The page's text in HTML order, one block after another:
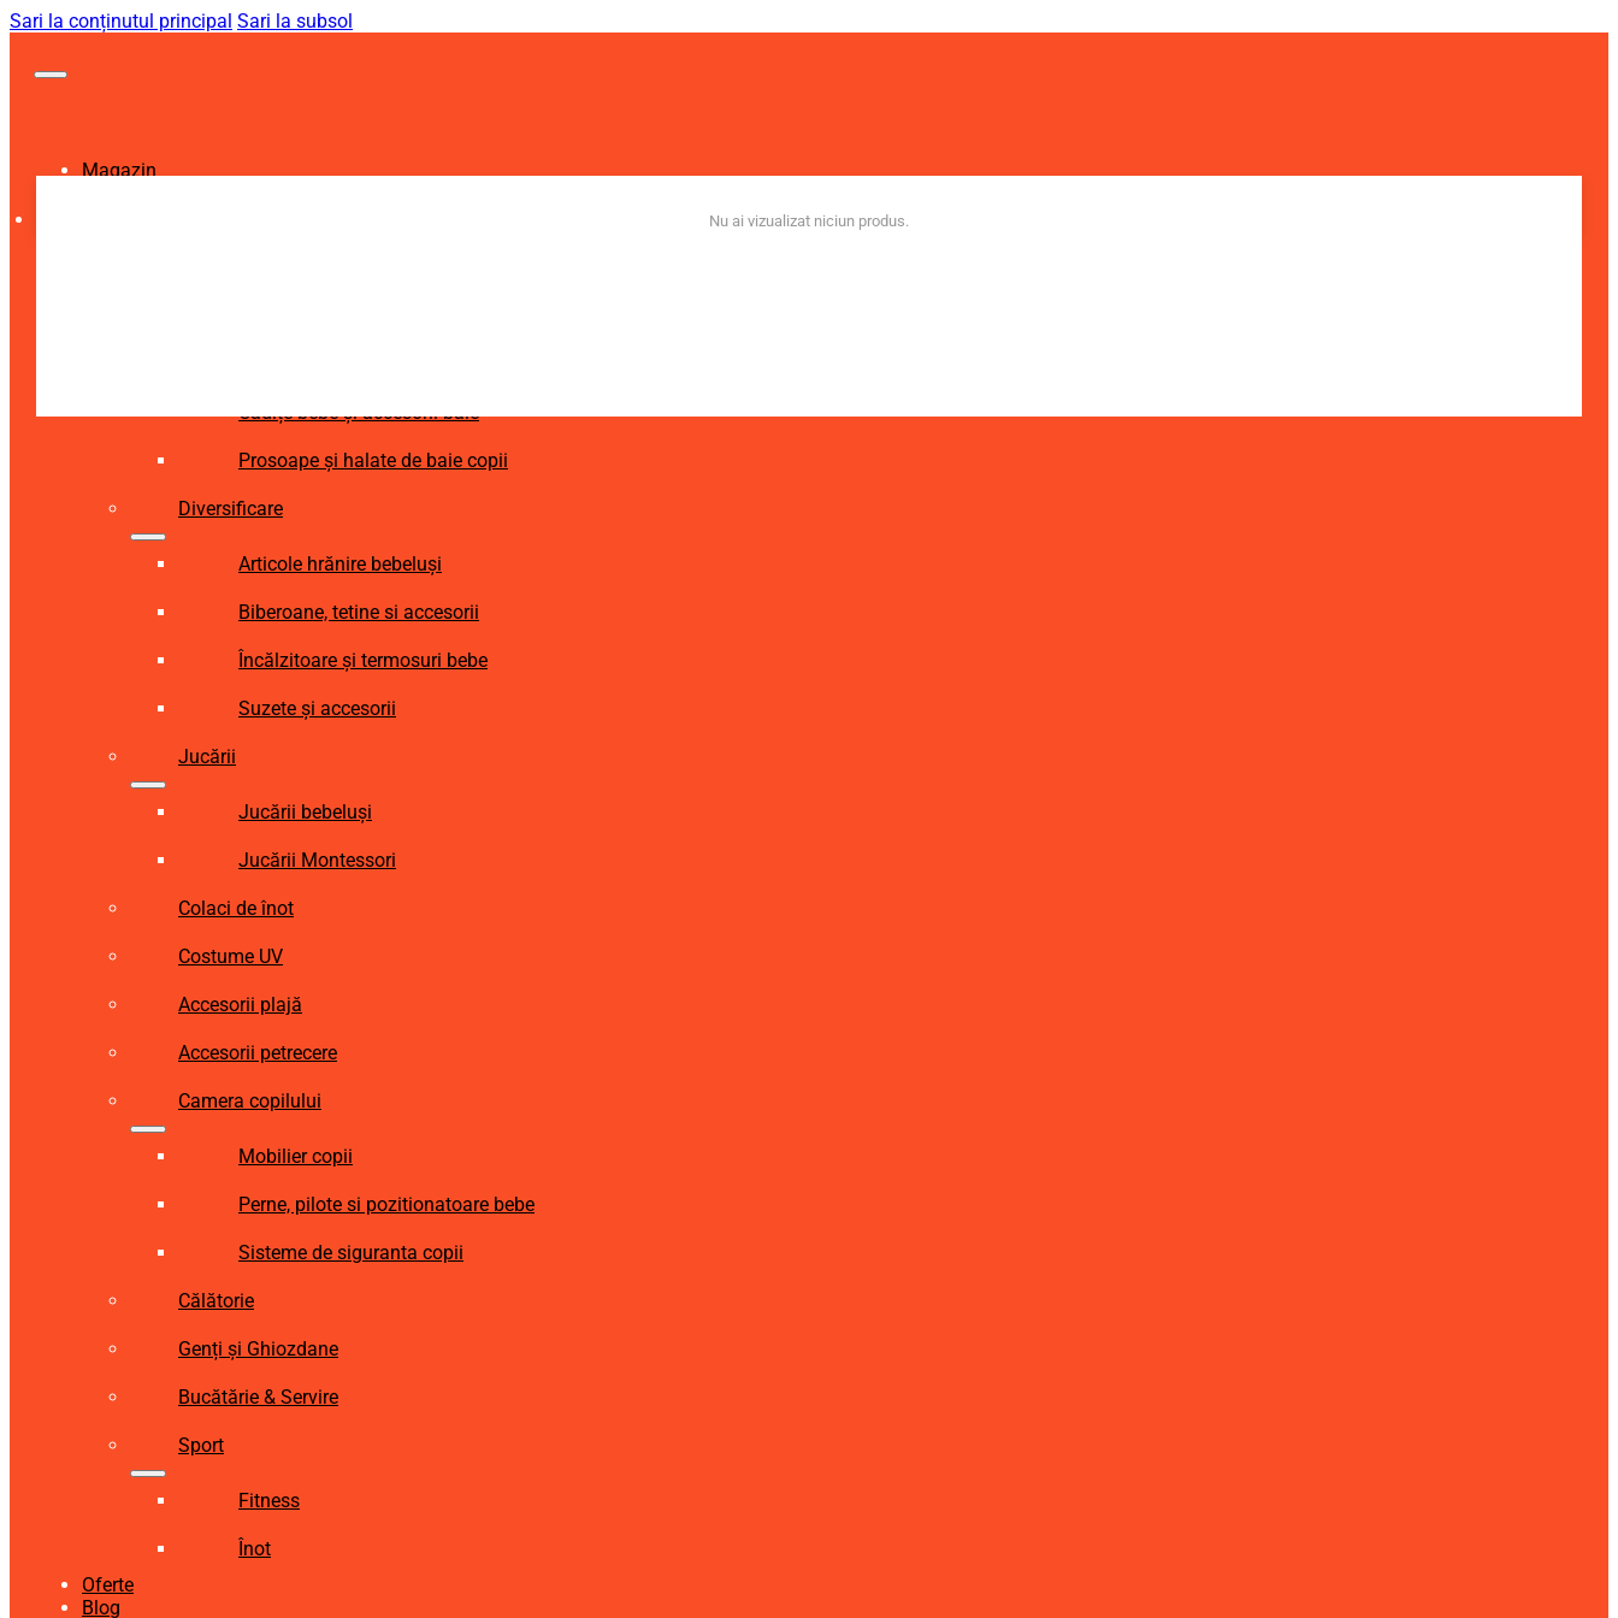
Sari la conținutul principal Sari la subsol
Magazin
Cădițe bebe și accesorii baie
Prosoape și halate de baie copii
Diversificare
Articole hrănire bebeluși
Biberoane, tetine si accesorii
Încălzitoare și termosuri bebe
Suzete și accesorii
Jucării
Jucării bebeluși
Jucării Montessori
Colaci de înot
Costume UV
Accesorii plajă
Accesorii petrecere
Camera copilului
Mobilier copii
Perne, pilote si pozitionatoare bebe
Sisteme de siguranta copii
Călătorie
Genți și Ghiozdane
Bucătărie & Servire
Sport
Fitness
Înot
Oferte
Blog
Nu ai vizualizat niciun produs.